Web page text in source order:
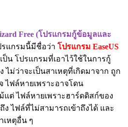
Free (โปรแกรมกู้ข้อมูลและ
รแกรมนี้มีชื่อว่า โปรแกรม EaseUS
ป็น โปรแกรมที่เอาไว้ใช้ในการกู้
ม่ว่าจะเป็นสาเหตุที่เกิดมาจาก ถูก
ไฟล์หายเพราะอาจโดน
แต่ ไฟล์หายเพราะฮาร์ดดิสก์ของ
ง ไฟล์ที่ไม่สามารถเข้าถึงได้ และ
เหตุอื่น ๆ